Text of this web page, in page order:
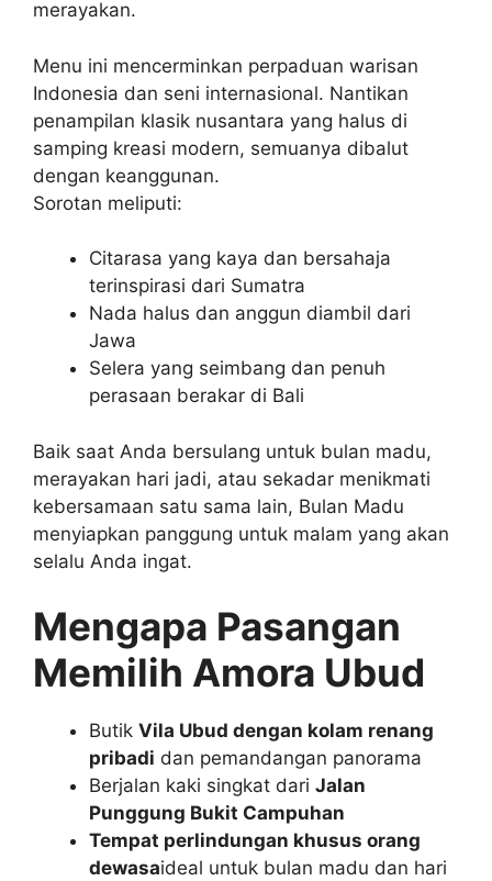
merayakan.
Menu ini mencerminkan perpaduan warisan
Indonesia dan seni internasional. Nantikan
penampilan klasik nusantara yang halus di
samping kreasi modern, semuanya dibalut
dengan keanggunan.
Sorotan meliputi:
Citarasa yang kaya dan bersahaja
terinspirasi dari Sumatra
Nada halus dan anggun diambil dari
Jawa
Selera yang seimbang dan penuh
perasaan berakar di Bali
Baik saat Anda bersulang untuk bulan madu,
merayakan hari jadi, atau sekadar menikmati
kebersamaan satu sama lain, Bulan Madu
menyiapkan panggung untuk malam yang akan
selalu Anda ingat.
Mengapa Pasangan
Memilih Amora Ubud
Butik Vila Ubud dengan kolam renang
pribadi dan pemandangan panorama
Berjalan kaki singkat dari Jalan
Punggung Bukit Campuhan
Tempat perlindungan khusus orang
dewasaideal untuk bulan madu dan hari